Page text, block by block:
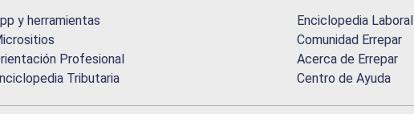
y herramientas
Profesional
Tributaria
Enciclopedia Laboral
Comunidad Errepar
Acerca de Errepar
Centro de Ayuda